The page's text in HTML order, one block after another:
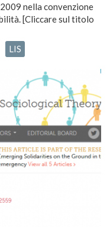
nella convenzione
[Cliccare sul titolo
LIS